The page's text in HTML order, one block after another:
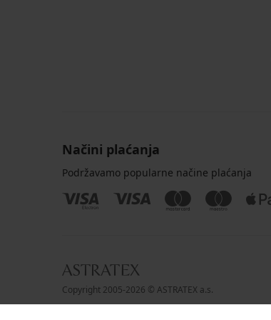
Načini plaćanja
Podržavamo popularne načine plaćanja
Copyright 2005-2026 © ASTRATEX a.s.